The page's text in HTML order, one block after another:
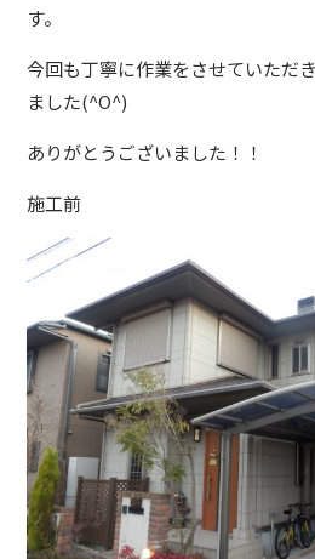
す。
今回も丁寧に作業をさせていただ
ました(^O^)
ありがとうございました！！
施工前